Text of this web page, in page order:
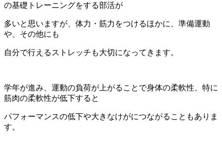
の基礎トレーニングをする部活が
多いと思いますが、体力・筋力をつけるほかに、準備運動
や、その他にも
自分で行えるストレッチも大切になってきます。
学年が進み、運動の負荷が上がることで身体の柔軟性、特に
筋肉の柔軟性が低下すると
パフォーマンスの低下や大きなけがにつながることもありま
す。